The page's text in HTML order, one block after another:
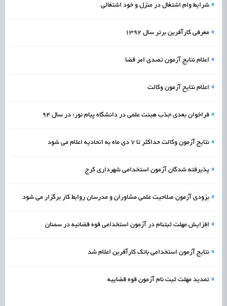
» شرایط وام اشتغال در منزل و خود اشتغالی
» معرفی کارآفرین برتر سال 1392
» اعلام نتایج آزمون تصدی امر قضا
» اعلام نتایح آزمون وکالت
» فراخوان بعدي جذب هیئت علمی در دانشگاه پيام نور؛ در سال 94
» نتایج آزمون وکالت حداکثر تا 7 دی ماه به اتحادیه اعلام می شود
» پذیرفته شدگان آزمون استخدامی شهرداری کرج
» بزودی آزمون صلاحیت علمی مشاوران و مدرسان روابط کار برگزار می شود
» افزایش مهلت ثبت‎نام در آزمون استخدامی قوه قضائیه در سمنان
» نتایج آزمون استخدامی بانک کارآفرین اعلام شد
» تمدید مهلت ثبت نام آزمون قوه قضاییه